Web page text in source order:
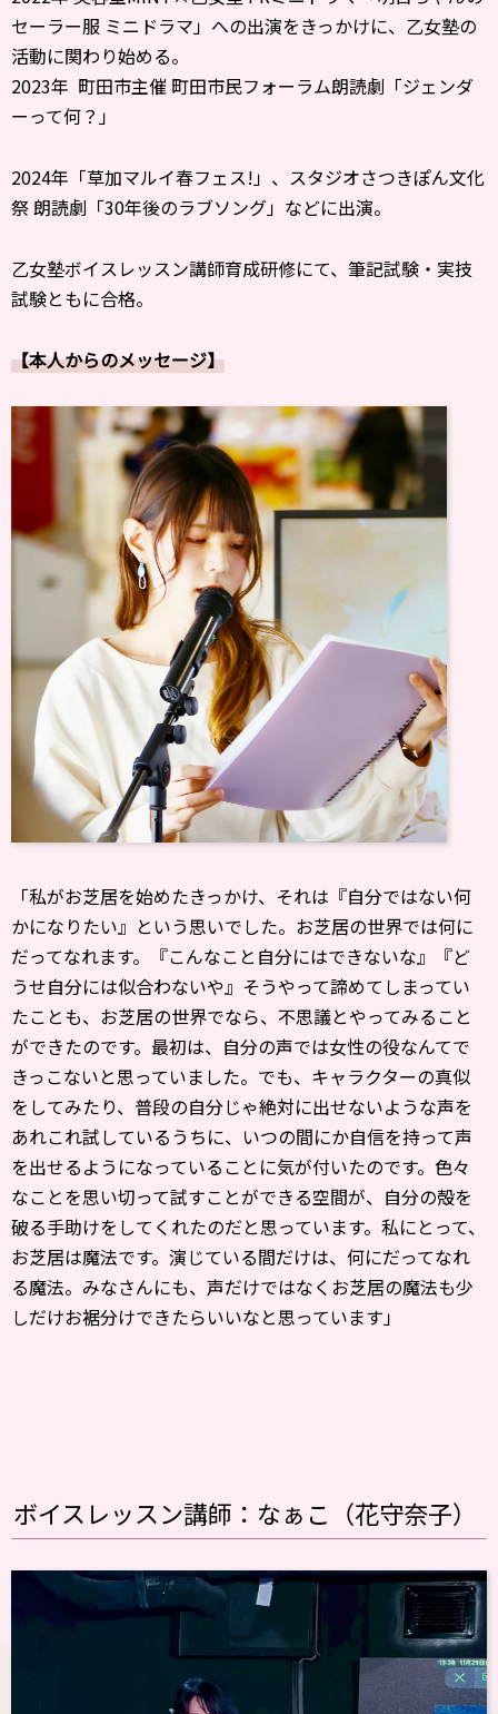
セーラー服 ミニドラマ」への出演をきっかけに、乙女塾の
活動に関わり始める。
2023年 町田市主催 町田市民フォーラム朗読劇「ジェンダ
ーって何？」
2024年「草加マルイ春フェス!」、スタジオさつきぽん文化
祭 朗読劇「30年後のラブソング」などに出演。
乙女塾ボイスレッスン講師育成研修にて、筆記試験・実技
試験ともに合格。
【本人からのメッセージ】
「私がお芝居を始めたきっかけ、それは『自分ではない何
かになりたい』という思いでした。お芝居の世界では何に
だってなれます。『こんなこと自分にはできないな』『ど
うせ自分には似合わないや』そうやって諦めてしまってい
たことも、お芝居の世界でなら、不思議とやってみること
ができたのです。最初は、自分の声では女性の役なんてで
きっこないと思っていました。でも、キャラクターの真似
をしてみたり、普段の自分じゃ絶対に出せないような声を
あれこれ試しているうちに、いつの間にか自信を持って声
を出せるようになっていることに気が付いたのです。色々
なことを思い切って試すことができる空間が、自分の殻を
破る手助けをしてくれたのだと思っています。私にとって、
お芝居は魔法です。演じている間だけは、何にだってなれ
る魔法。みなさんにも、声だけではなくお芝居の魔法も少
しだけお裾分けできたらいいなと思っています」
ボイスレッスン講師：なぁこ（花守奈子）